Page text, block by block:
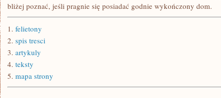
bliżej poznać, jeśli pragnie się posiadać godnie wykończony dom.
1. felietony
2. spis tresci
3. artykuly
4. teksty
5. mapa strony